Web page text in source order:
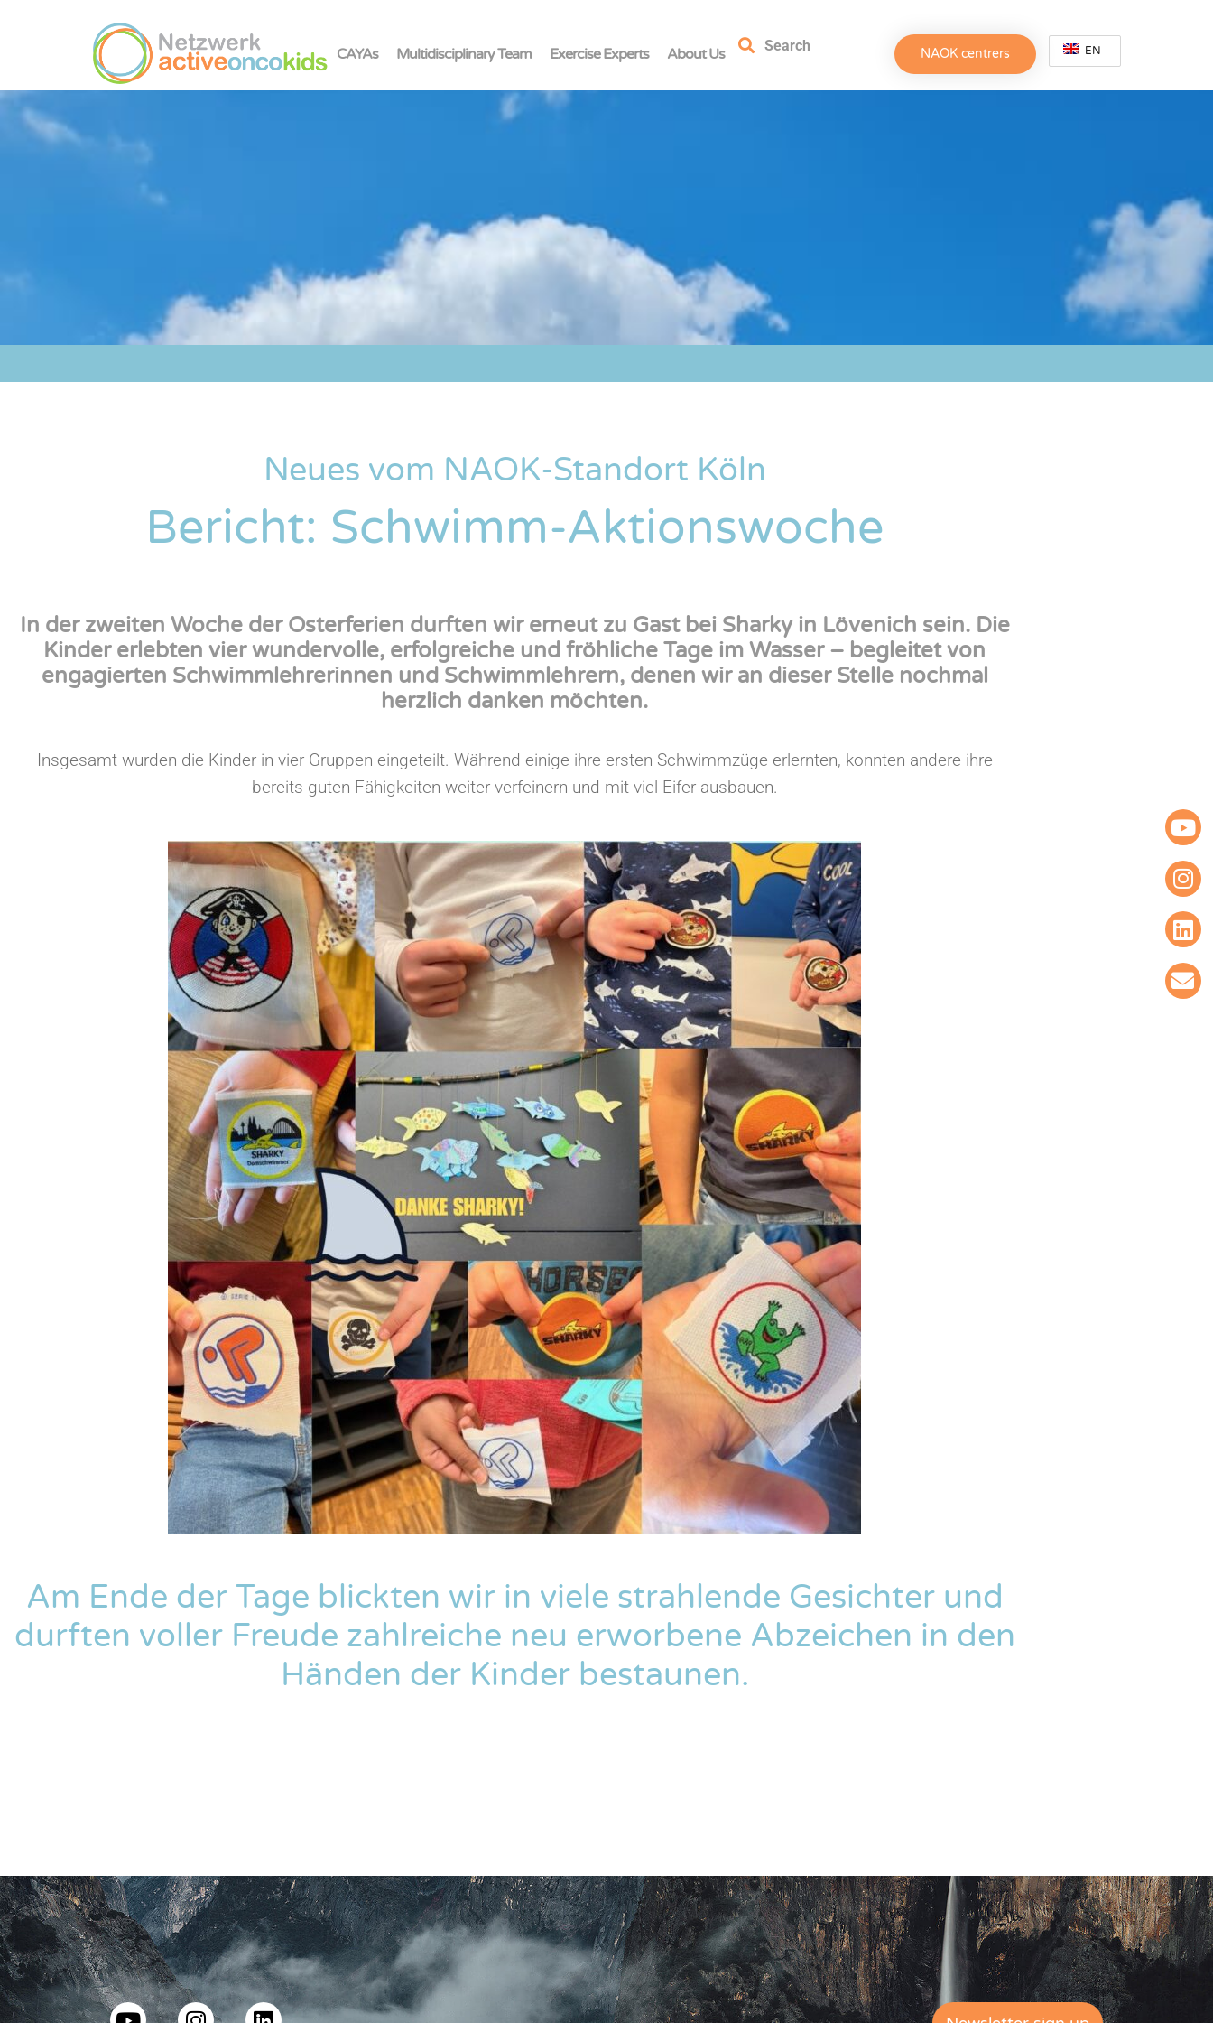
CAYAs Multidisciplinary Team Exercise Experts About Us Search NAOK centrers EN
Neues vom NAOK-Standort Köln
Bericht: Schwimm-Aktionswoche
In der zweiten Woche der Osterferien durften wir erneut zu Gast bei Sharky in Lövenich sein. Die
Kinder erlebten vier wundervolle, erfolgreiche und fröhliche Tage im Wasser – begleitet von
engagierten Schwimmlehrerinnen und Schwimmlehrern, denen wir an dieser Stelle nochmal
herzlich danken möchten.
Insgesamt wurden die Kinder in vier Gruppen eingeteilt. Während einige ihre ersten Schwimmzüge erlernten, konnten andere ihre
bereits guten Fähigkeiten weiter verfeinern und mit viel Eifer ausbauen.
Am Ende der Tage blickten wir in viele strahlende Gesichter und
durften voller Freude zahlreiche neu erworbene Abzeichen in den
Händen der Kinder bestaunen.